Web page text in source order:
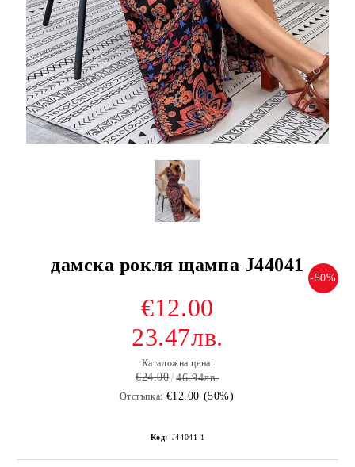
дамска рокля щампа J44041
-50%
€12.00
23.47лв.
Каталожна цена:
€24.00 46.94лв.
Отстъпка: €12.00 (50%)
Код: J44041-1